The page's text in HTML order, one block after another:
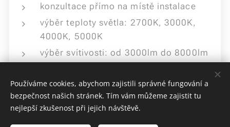
konzultace přímo na místě instalace
výběr teploty světla: 2700K, 3000K,
4000K, 5000K
výběr svítivosti: od 3000lm do 8000lm
Používáme cookies, abychom zajistili správné fungování a
bezpečnost našich stránek. Tím vám můžeme zajistit tu
nejlepší zkušenost při jejich návštěvě.